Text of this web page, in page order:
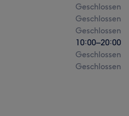
Geschlossen
Geschlossen
Geschlossen
10:00–20:00
Geschlossen
Geschlossen